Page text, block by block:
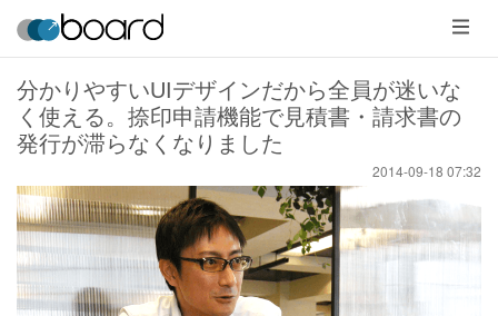
メ
ニ
ュ
ー
分かりやすいUIデザインだから全員が迷いな
く使える。捺印申請機能で見積書・請求書の
発行が滞らなくなりました
2014-09-18 07:32